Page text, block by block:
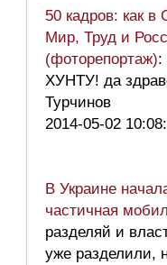
50 кадров: как в
Мир, Труд и
(фоторепортаж):
ХУНТУ! да
Турчинов
2014-05-02
В Украине
частичная
разделяй и
уже разделили,